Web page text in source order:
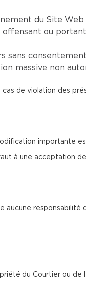
du Site Web
ou
sans
massive non
de violation des
importante
à une acceptation
du Courtier ou